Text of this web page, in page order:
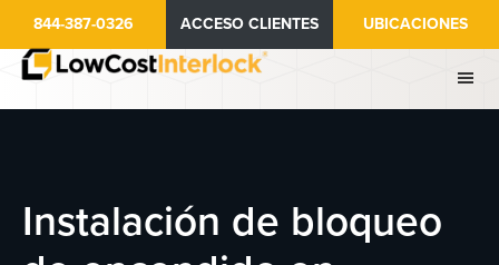
contenido
844-387-0326 ACCESO CLIENTES UBICACIONES
Instalación de bloqueo